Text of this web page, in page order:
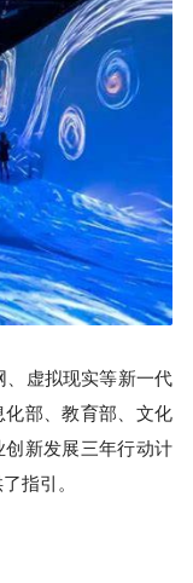
、虚拟现实等新一代
部、教育部、文化
新发展三年行动计
指引。